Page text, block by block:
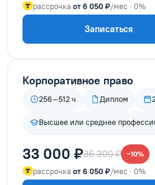
рассрочка от 6 050 ₽/мес · 0%
Записаться
Корпоративное право
256–512 ч Диплом
Высшее или среднее
33 000 ₽36 300 ₽ −10%
рассрочка от 6 050 ₽/мес · 0%